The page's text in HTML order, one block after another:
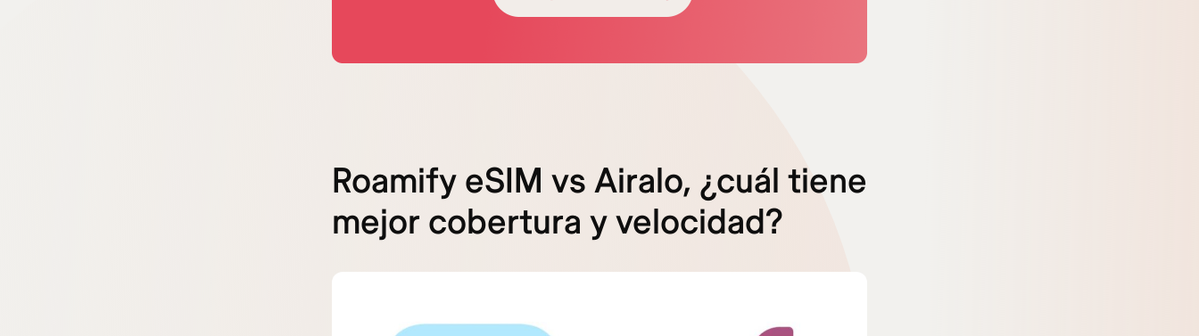
Roamify eSIM vs Airalo, ¿cuál tiene
mejor cobertura y velocidad?